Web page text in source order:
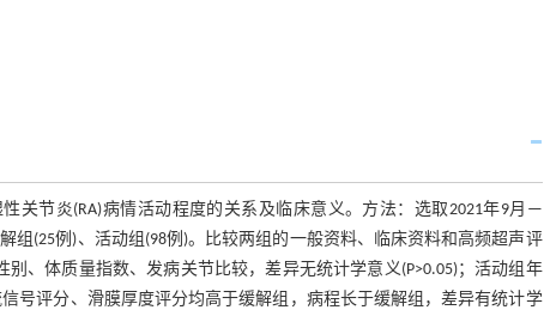
关节炎(RA)病情活动程度的关系及临床意义。方法：选取2021年9月—
组(25例)、活动组(98例)。比较两组的一般资料、临床资料和高频超声评
、体质量指数、发病关节比较，差异无统计学意义(P>0.05)；活动组年
号评分、滑膜厚度评分均高于缓解组，病程长于缓解组，差异有统计学